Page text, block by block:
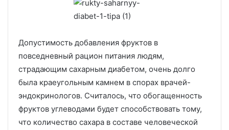
Допустимость добавления фруктов в
повседневный рацион питания людям,
страдающим сахарным диабетом, очень долго
была краеугольным камнем в спорах врачей-
эндокринологов. Считалось, что обогащенность
фруктов углеводами будет способствовать тому,
что количество сахара в составе человеческой